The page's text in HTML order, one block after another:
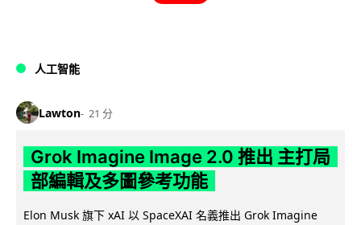
人工智能
Lawton 21 分
Grok Imagine Image 2.0 推出 主打局
部編輯及多圖參考功能
Elon Musk 旗下 xAI 以 SpaceXAI 名義推出 Grok Imagine